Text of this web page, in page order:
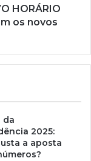
HORÁRIO
os novos
da
2025:
a aposta